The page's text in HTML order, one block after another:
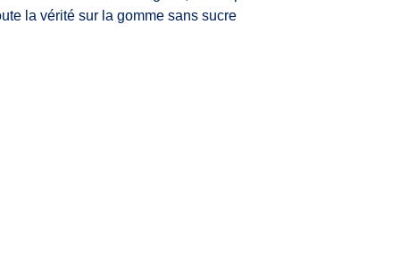
la vérité sur la gomme sans sucre